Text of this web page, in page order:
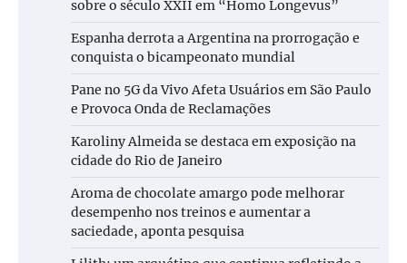
sobre o século XXII em “Homo Longevus”
Espanha derrota a Argentina na prorrogação e
conquista o bicampeonato mundial
Pane no 5G da Vivo Afeta Usuários em São Paulo
e Provoca Onda de Reclamações
Karoliny Almeida se destaca em exposição na
cidade do Rio de Janeiro
Aroma de chocolate amargo pode melhorar
desempenho nos treinos e aumentar a
saciedade, aponta pesquisa